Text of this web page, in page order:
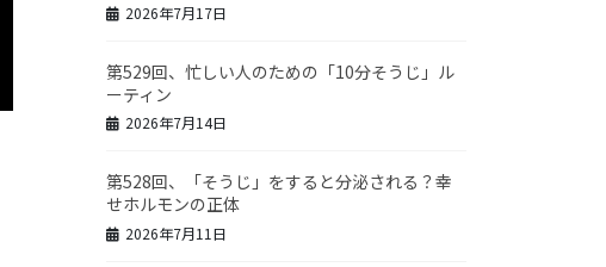
2026年7月17日
第529回、忙しい人のための「10分そうじ」ル
ーティン
2026年7月14日
第528回、「そうじ」をすると分泌される？幸
せホルモンの正体
2026年7月11日